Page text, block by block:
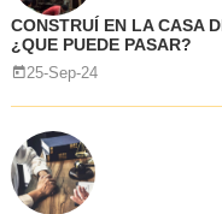
CONSTRUÍ EN LA CASA
¿QUE PUEDE PASAR?
25-Sep-24